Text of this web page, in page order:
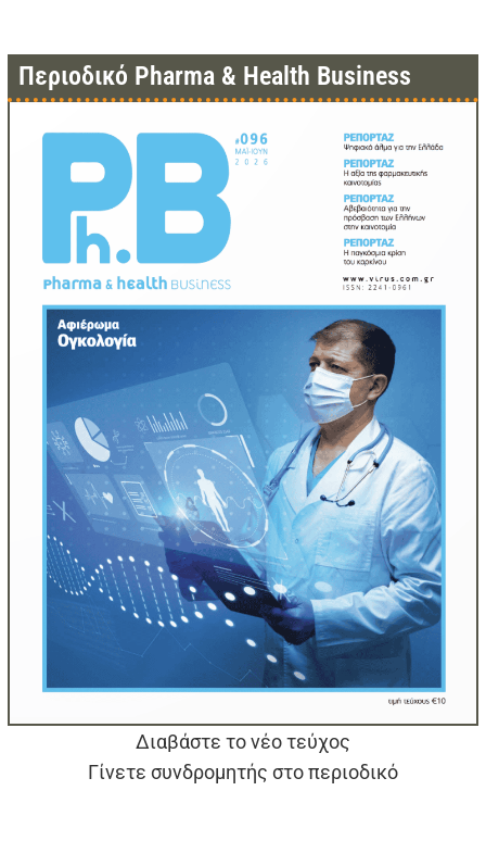
Περιοδικό Pharma & Health Business
Διαβάστε το νέο τεύχος
Γίνετε συνδρομητής στο περιοδικό